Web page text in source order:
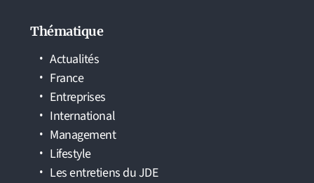
Thématique
Actualités
France
Entreprises
International
Management
Lifestyle
Les entretiens du JDE